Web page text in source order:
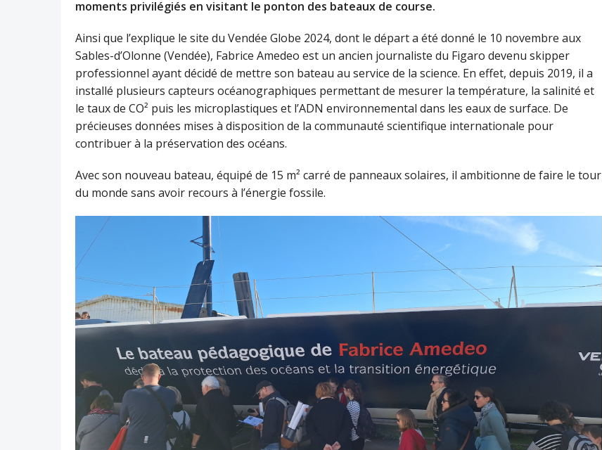
moments privilégiés en visitant le ponton des bateaux de course.
Ainsi que l’explique le site du Vendée Globe 2024, dont le départ a été donné le 10 novembre aux
Sables-d’Olonne (Vendée), Fabrice Amedeo est un ancien journaliste du Figaro devenu skipper
professionnel ayant décidé de mettre son bateau au service de la science. En effet, depuis 2019, il a
installé plusieurs capteurs océanographiques permettant de mesurer la température, la salinité et
le taux de CO² puis les microplastiques et l’ADN environnemental dans les eaux de surface. De
précieuses données mises à disposition de la communauté scientifique internationale pour
contribuer à la préservation des océans.
Avec son nouveau bateau, équipé de 15 m² carré de panneaux solaires, il ambitionne de faire le tour
du monde sans avoir recours à l’énergie fossile.